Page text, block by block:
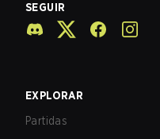
SEGUIR
EXPLORAR
Partidas